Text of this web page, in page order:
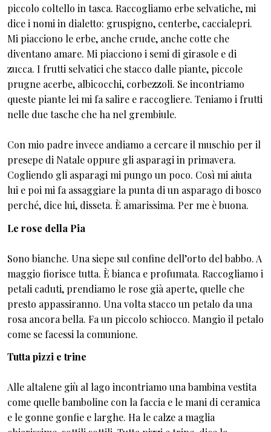
piccolo coltello in tasca. Raccogliamo erbe selvatiche, mi
dice i nomi in dialetto: gruspigno, centerbe, caccialepri.
Mi piacciono le erbe, anche crude, anche cotte che
diventano amare. Mi piacciono i semi di girasole e di
zucca. I frutti selvatici che stacco dalle piante, piccole
prugne acerbe, albicocchi, corbezzoli. Se incontriamo
queste piante lei mi fa salire e raccogliere. Teniamo i frutti
nelle due tasche che ha nel grembiule.
Con mio padre invece andiamo a cercare il muschio per il
presepe di Natale oppure gli asparagi in primavera.
Cogliendo gli asparagi mi pungo un poco. Così mi aiuta
lui e poi mi fa assaggiare la punta di un asparago di bosco
perché, dice lui, disseta. È amarissima. Per me è buona.
Le rose della Pia
Sono bianche. Una siepe sul confine dell’orto del babbo. A
maggio fiorisce tutta. È bianca e profumata. Raccogliamo i
petali caduti, prendiamo le rose già aperte, quelle che
presto appassiranno. Una volta stacco un petalo da una
rosa ancora bella. Fa un piccolo schiocco. Mangio il petalo
come se facessi la comunione.
Tutta pizzi e trine
Alle altalene giù al lago incontriamo una bambina vestita
come quelle bamboline con la faccia e le mani di ceramica
e le gonne gonfie e larghe. Ha le calze a maglia